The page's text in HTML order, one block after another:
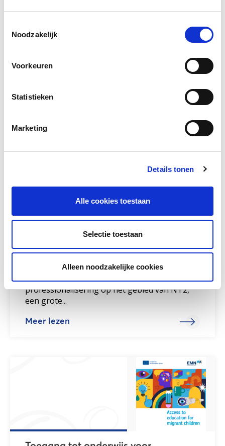
Noodzakelijk
Voorkeuren
Statistieken
Marketing
Details tonen
Alle cookies toestaan
Selectie toestaan
Alleen noodzakelijke cookies
Gerelateerd onderzoek
Wist je dat uit onderzoek blijkt dat
professionalisering op het gebied van NT2,
een grote...
Meer lezen